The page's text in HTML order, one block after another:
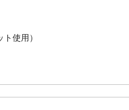
使用）